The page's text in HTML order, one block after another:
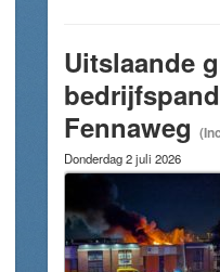
Uitslaande
Fennaweg
Donderdag 2 juli 2026